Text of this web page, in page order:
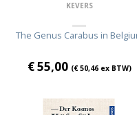
KEVERS
The Genus Carabus in
€55,00 (€50,46ex BTW)